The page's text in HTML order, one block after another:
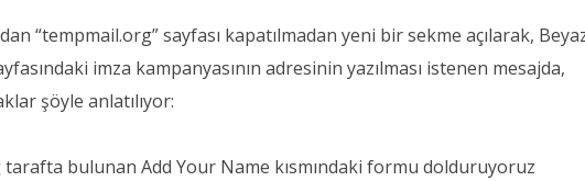
“tempmail.org” sayfası kapatılmadan yeni bir sekme açılarak,
imza kampanyasının adresinin yazılması istenen mesajda,
şöyle anlatılıyor:
tarafta bulunan Add Your Name kısmındaki formu dolduruyoruz